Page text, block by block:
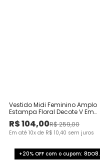
Vestido Midi Feminino Amplo
Estampa Floral Decote V Em
Viscose
R$104,00R$259,00
Em até 10x de R$ 10,40 sem juros
+20% OFF com o cupom: 8DO8.